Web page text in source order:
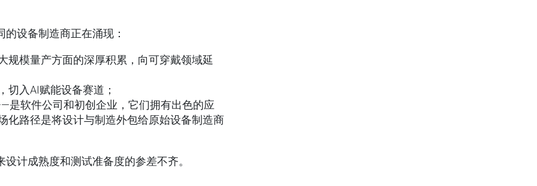
设备制造商正在涌现：
规模量产方面的深厚积累，向可穿戴领域延
入AI赋能设备赛道；
软件公司和初创企业，它们拥有出色的应
化路径是将设计与制造外包给原始设备制造商
计成熟度和测试准备度的参差不齐。